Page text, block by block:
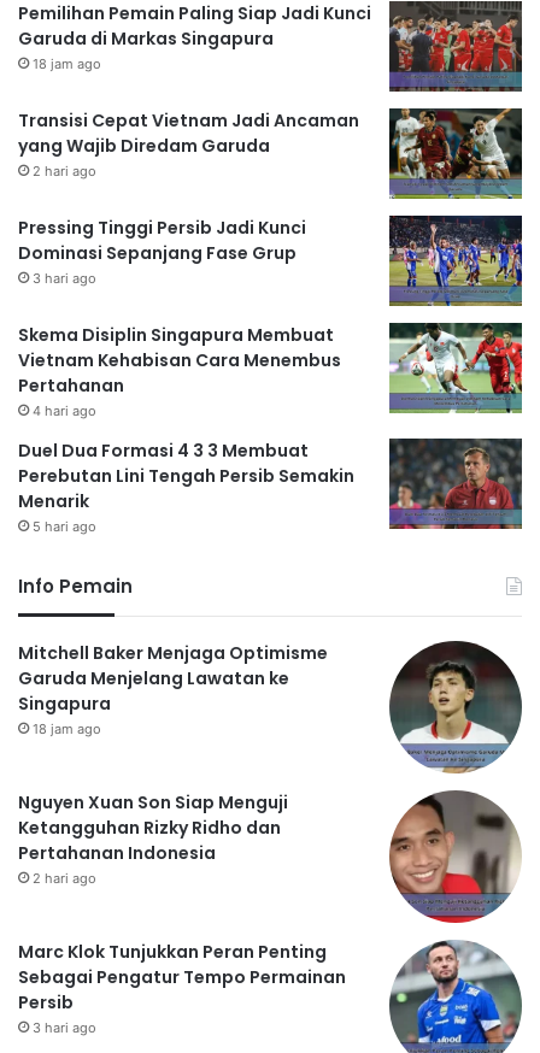
Pemilihan Pemain Paling Siap Jadi Kunci
Garuda di Markas Singapura
18 jam ago
Transisi Cepat Vietnam Jadi Ancaman
yang Wajib Diredam Garuda
2 hari ago
Pressing Tinggi Persib Jadi Kunci
Dominasi Sepanjang Fase Grup
3 hari ago
Skema Disiplin Singapura Membuat
Vietnam Kehabisan Cara Menembus
Pertahanan
4 hari ago
Duel Dua Formasi 4 3 3 Membuat
Perebutan Lini Tengah Persib Semakin
Menarik
5 hari ago
Info Pemain
Mitchell Baker Menjaga Optimisme
Garuda Menjelang Lawatan ke
Singapura
18 jam ago
Nguyen Xuan Son Siap Menguji
Ketangguhan Rizky Ridho dan
Pertahanan Indonesia
2 hari ago
Marc Klok Tunjukkan Peran Penting
Sebagai Pengatur Tempo Permainan
Persib
3 hari ago